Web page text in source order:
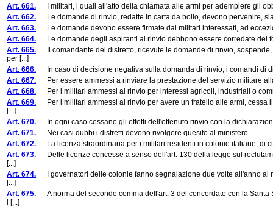
Art. 661. I militari, i quali all'atto della chiamata alle armi per adempiere gli
Art. 662. Le domande di rinvio, redatte in carta da bollo, devono pervenire,
Art. 663. Le domande devono essere firmate dai militari interessati, ad
Art. 664. Le domande degli aspiranti al rinvio debbono essere corredate del
Art. 665. Il comandante del distretto, ricevute le domande di rinvio,
per [...]
Art. 666. In caso di decisione negativa sulla domanda di rinvio, i comandi di
Art. 667. Per essere ammessi a rinviare la prestazione del servizio militare
Art. 668. Per i militari ammessi al rinvio per interessi agricoli, industriali o
Art. 669. Per i militari ammessi al rinvio per avere un fratello alle armi, cessa
[...]
Art. 670. In ogni caso cessano gli effetti dell'ottenuto rinvio con la
Art. 671. Nei casi dubbi i distretti devono rivolgere quesito al ministero
Art. 672. La licenza straordinaria per i militari residenti in colonie italiane, di
Art. 673. Delle licenze concesse a senso dell'art. 130 della legge sul
[...]
Art. 674. I governatori delle colonie fanno segnalazione due volte all'anno al
[...]
Art. 675. A norma del secondo comma dell'art. 3 del concordato con la
i [...]